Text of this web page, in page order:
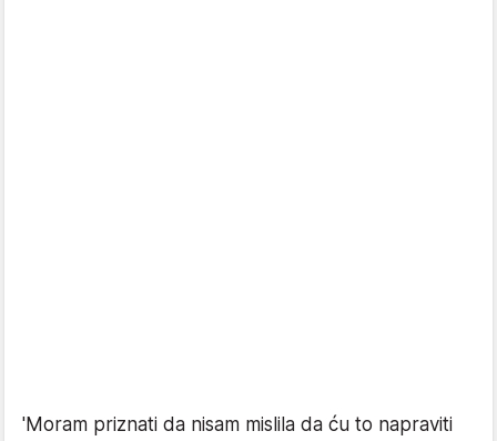
'Moram priznati da nisam mislila da ću to napraviti